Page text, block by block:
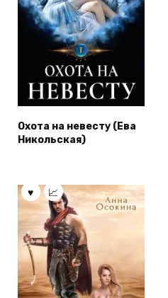
Охота на невесту (Ева
Никольская)